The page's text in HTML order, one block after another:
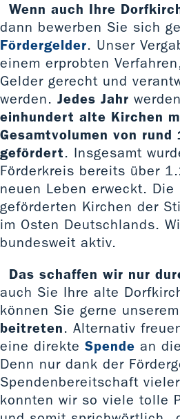
Wenn auch Ihre
dann bewerben Sie sich
Fördergelder. Unser
einem erprobten
Gelder gerecht und
werden. Jedes Jahr
einhundert alte Kirchen
Gesamtvolumen von
gefördert. Insgesamt
Förderkreis bereits über
neuen Leben erweckt. Die
geförderten Kirchen der
im Osten Deutschlands.
bundesweit aktiv.
Das schaffen wir nur
auch Sie Ihre alte
können Sie gerne unserem
beitreten. Alternativ
eine direkte Spende an
Denn nur dank der
Spendenbereitschaft
konnten wir so viele tolle